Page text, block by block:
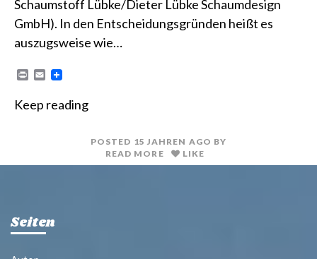
Schaumstoff Lübke/Dieter Lübke Schaumdesign
GmbH). In den Entscheidungsgründen heißt es
auszugsweise wie…
n
E
i
Keep reading
POSTED 15 JAHREN AGO BY
READ MORE
LIKE
Seiten